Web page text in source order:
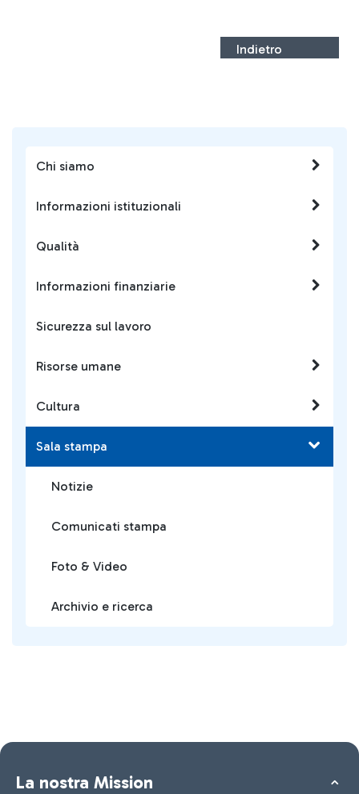
Chi siamo
Informazioni istituzionali
Qualità
Informazioni finanziarie
Sicurezza sul lavoro
Risorse umane
Cultura
Sala stampa
Notizie
Comunicati stampa
Foto & Video
Archivio e ricerca
Indietro
La nostra Mission